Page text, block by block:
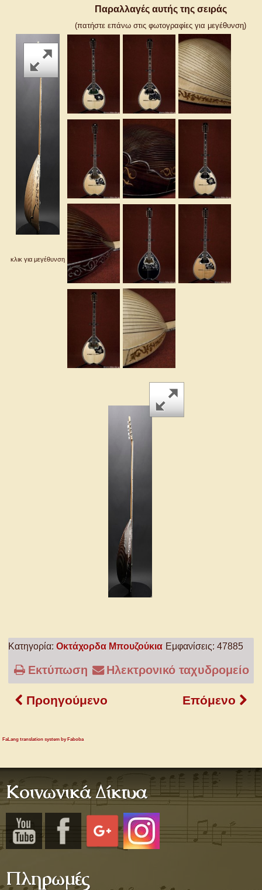
Παραλλαγές αυτής της σειράς
(πατήστε επάνω στις φωτογραφίες για μεγέθυνση)
κλικ για μεγέθυνση
Κατηγορία: Οκτάχορδα Μπουζούκια Εμφανίσεις: 47885
Εκτύπωση Ηλεκτρονικό ταχυδρομείο
Προηγούμενο Επόμενο
FaLang translation system by Faboba
Κοινωνικά Δίκτυα
Πληρωμές